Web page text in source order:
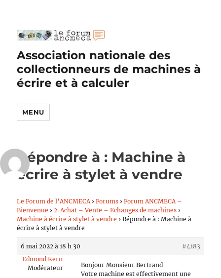
Association nationale des
collectionneurs de machines à
écrire et à calculer
MENU
Répondre à : Machine à
écrire à stylet à vendre
Le Forum de l’ANCMECA › Forums › Forum ANCMECA –
Bienvenue › 2. Achat – Vente – Echanges de machines ›
Machine à écrire à stylet à vendre › Répondre à : Machine à
écrire à stylet à vendre
6 mai 2022 à 18 h 30
#4183
Edmond Kern
Modérateur
Bonjour Monsieur Bertrand
Votre machine est effectivement une